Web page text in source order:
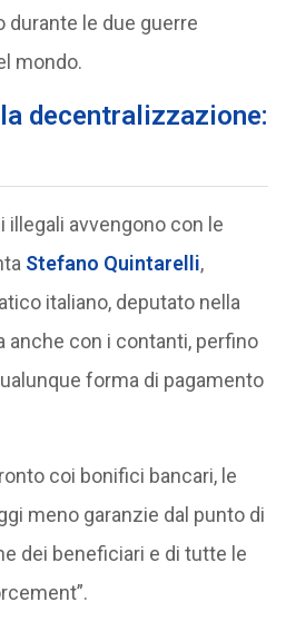
durante le due guerre
mondo.
decentralizzazione:
illegali avvengono con le
Stefano Quintarelli,
italiano, deputato nella
anche con i contanti, perfino
forma di pagamento
coi bonifici bancari, le
meno garanzie dal punto di
dei beneficiari e di tutte le